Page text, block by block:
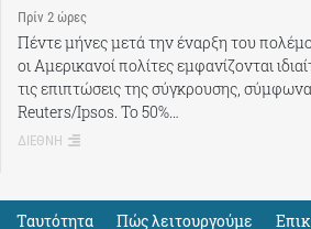
Πρίν 2 ώρες
Πέντε μήνες μετά την έναρξη του
οι Αμερικανοί πολίτες εμφανίζονται
τις επιπτώσεις της σύγκρουσης,
Reuters/Ipsos. Το 50%…
ΔΙΕΘΝΗ
Ταυτότητα Πώς λειτουργούμε